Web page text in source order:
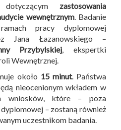
dotyczącym zastosowania
wewnętrznym. Badanie
pracy dyplomowej
Jana Łazanowskiego –
Przybylskiej , ekspertki
Wewnętrznej.
około 15 minut. Państwa
nieocenionym wkładem w
wniosków, które – poza
– zostaną również
uczestnikom badania.